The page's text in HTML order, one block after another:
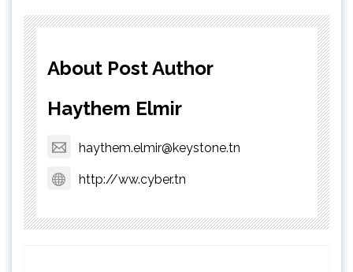
About Post Author
Haythem Elmir
haythem.elmir@keystone.tn
http://ww.cyber.tn